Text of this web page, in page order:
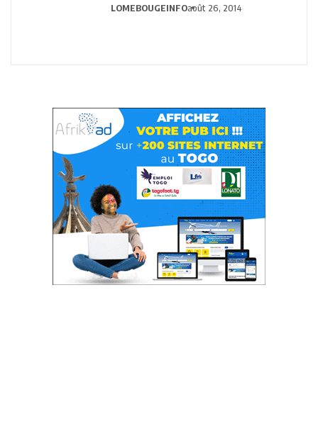
LOMEBOUGEINFOaoût 26, 2014